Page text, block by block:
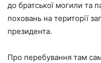
до братської могили та
поховань на території
президента.
Про перебування там